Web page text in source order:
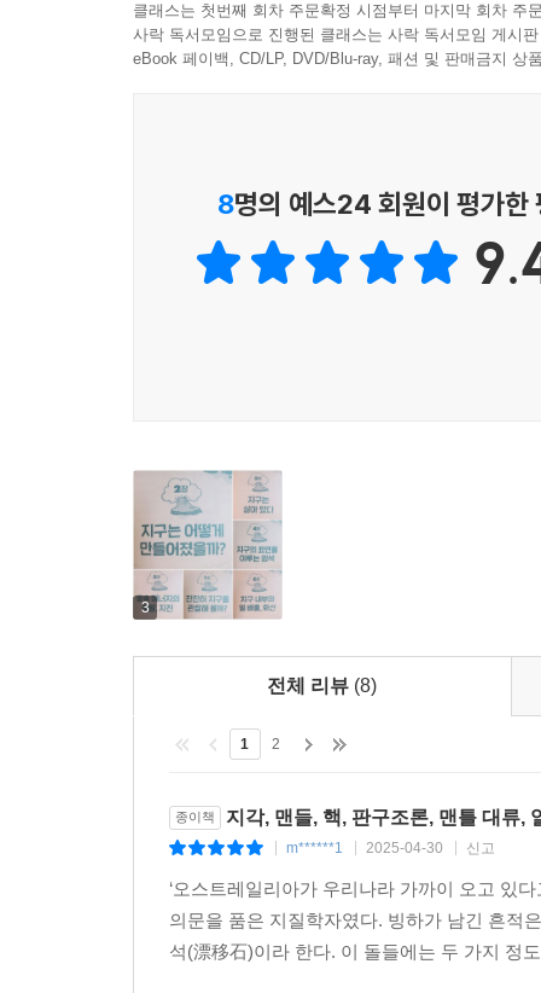
▶ 과학자의 태도를 배우다
수 있다. 그러면서 우리가 딛고 살아가는 땅에 대
▶ 중등 교과 과정의 지구 과학 영역을 포괄한 구성
클래스는 첫번째 회차 주문확정 시점부터 마지막 회차 주
사락 독서모임으로 진행된 클래스는 사락 독서모임 게시
eBook 페이백, CD/LP, DVD/Blu-ray, 패션 및 판매금지 상
8명의 예스24 회원이 평가한
3
전체 리뷰 (8)
1 2
종이책 지각, 맨들, 핵, 판구조론, 맨틀 대류,
m******1 2025-04-30 신고
‘오스트레일리아가 우리나라 가까이 오고 있
의문을 품은 지질학자였다. 빙하가 남긴 흔적
석(漂移石)이라 한다. 이 돌들에는 두 가지 정